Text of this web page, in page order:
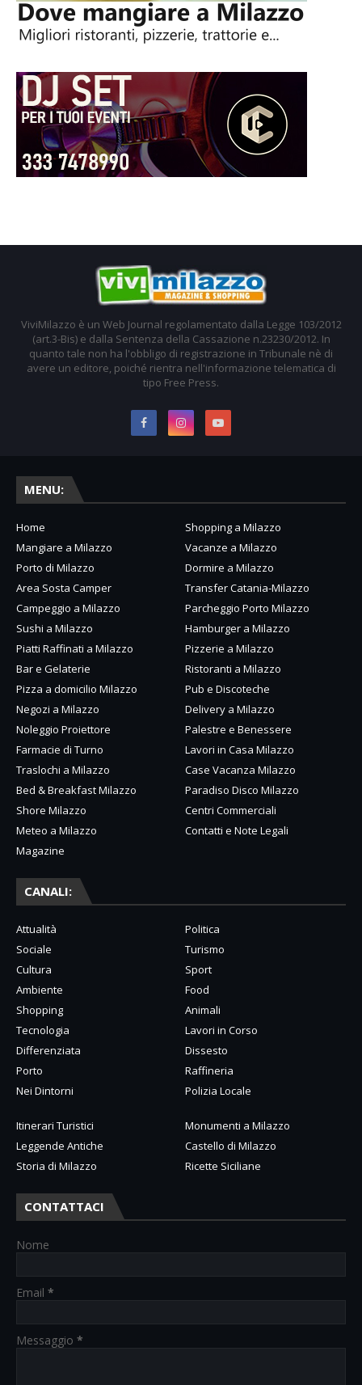
ViviMilazzo è un Web Journal regolamentato dalla Legge 103/2012
(art.3-Bis) e dalla Sentenza della Cassazione n.23230/2012. In
quanto tale non ha l'obbligo di registrazione in Tribunale nè di
avere un editore, poiché rientra nell'informazione telematica di
tipo Free Press.
MENU:
Home
Shopping a Milazzo
Mangiare a Milazzo
Vacanze a Milazzo
Porto di Milazzo
Dormire a Milazzo
Area Sosta Camper
Transfer Catania-Milazzo
Campeggio a Milazzo
Parcheggio Porto Milazzo
Sushi a Milazzo
Hamburger a Milazzo
Piatti Raffinati a Milazzo
Pizzerie a Milazzo
Bar e Gelaterie
Ristoranti a Milazzo
Pizza a domicilio Milazzo
Pub e Discoteche
Negozi a Milazzo
Delivery a Milazzo
Noleggio Proiettore
Palestre e Benessere
Farmacie di Turno
Lavori in Casa Milazzo
Traslochi a Milazzo
Case Vacanza Milazzo
Bed & Breakfast Milazzo
Paradiso Disco Milazzo
Shore Milazzo
Centri Commerciali
Meteo a Milazzo
Contatti e Note Legali
Magazine
CANALI:
Attualità
Politica
Sociale
Turismo
Cultura
Sport
Ambiente
Food
Shopping
Animali
Tecnologia
Lavori in Corso
Differenziata
Dissesto
Porto
Raffineria
Nei Dintorni
Polizia Locale
Itinerari Turistici
Monumenti a Milazzo
Leggende Antiche
Castello di Milazzo
Storia di Milazzo
Ricette Siciliane
CONTATTACI
Nome
Email *
Messaggio *